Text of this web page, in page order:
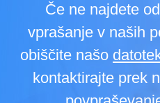
Če ne najdete
vprašanje v naših
obiščite našo
kontaktirajte prek